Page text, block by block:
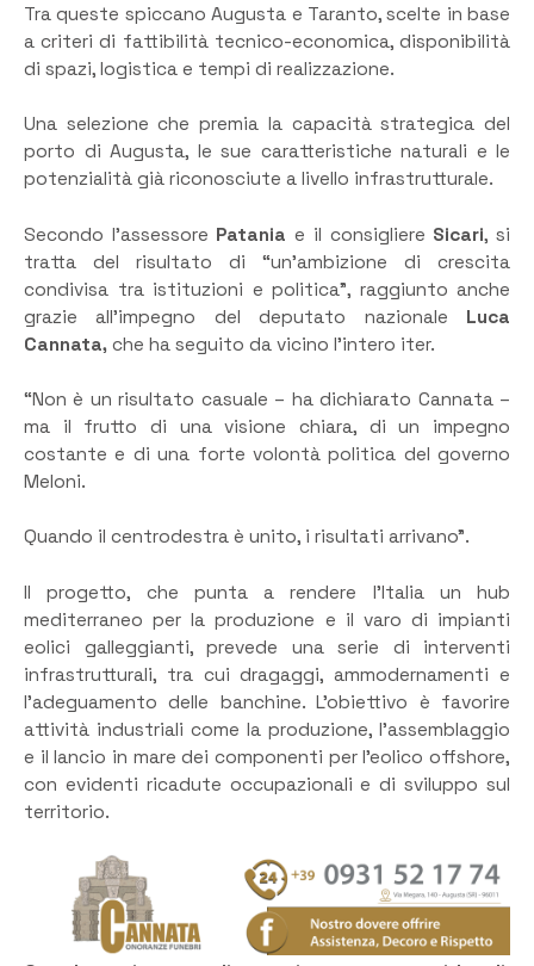
Tra queste spiccano Augusta e Taranto, scelte in base
a criteri di fattibilità tecnico-economica, disponibilità
di spazi, logistica e tempi di realizzazione.
Una selezione che premia la capacità strategica del
porto di Augusta, le sue caratteristiche naturali e le
potenzialità già riconosciute a livello infrastrutturale.
Secondo l’assessore Pataniae il consigliere Sicari, si
tratta del risultato di “un’ambizione di crescita
condivisa tra istituzioni e politica”, raggiunto anche
grazie all’impegno del deputato nazionale Luca
Cannata, che ha seguito da vicino l’intero iter.
“Non è un risultato casuale – ha dichiarato Cannata –
ma il frutto di una visione chiara, di un impegno
costante e di una forte volontà politica del governo
Meloni.
Quando il centrodestra è unito, i risultati arrivano”.
Il progetto, che punta a rendere l’Italia un hub
mediterraneo per la produzione e il varo di impianti
eolici galleggianti, prevede una serie di interventi
infrastrutturali, tra cui dragaggi, ammodernamenti e
l’adeguamento delle banchine. L’obiettivo è favorire
attività industriali come la produzione, l’assemblaggio
e il lancio in mare dei componenti per l’eolico offshore,
con evidenti ricadute occupazionali e di sviluppo sul
territorio.